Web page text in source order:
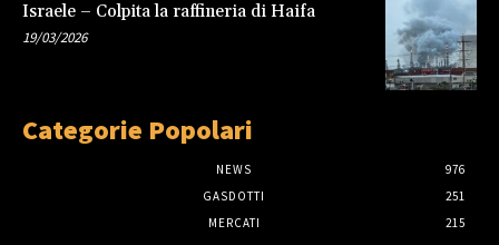
Israele – Colpita la raffineria di Haifa
19/03/2026
Categorie Popolari
NEWS
976
GASDOTTI
251
MERCATI
215